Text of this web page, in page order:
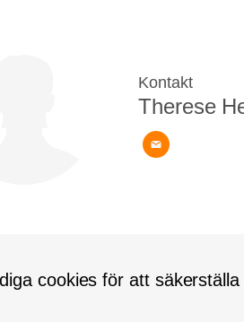
Kontakt
Therese
cookies för att